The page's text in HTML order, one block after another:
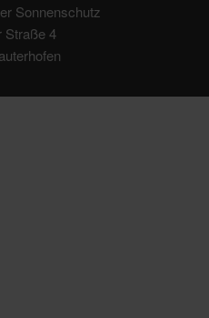
Sonnenschutz
Straße 4